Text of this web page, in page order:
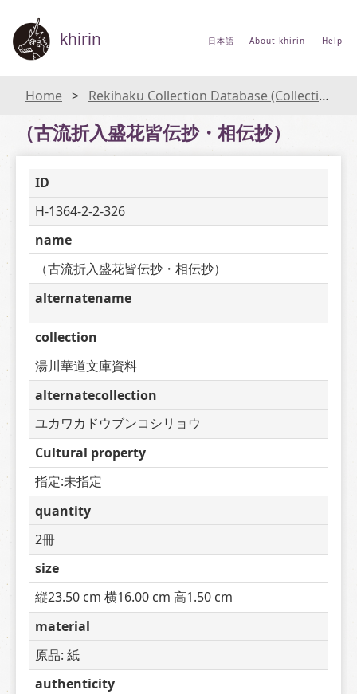
khirin 日本語 About khirin Help
Home Rekihaku Collection Database (Collections Database of the National Museum of Japanese History)
（古流折入盛花皆伝抄・相伝抄）
ID
H-1364-2-2-326
name
（古流折入盛花皆伝抄・相伝抄）
alternatename
collection
湯川華道文庫資料
alternatecollection
ユカワカドウブンコシリョウ
Cultural property
指定:未指定
quantity
2冊
size
縦23.50 cm 横16.00 cm 高1.50 cm
material
原品: 紙
authenticity